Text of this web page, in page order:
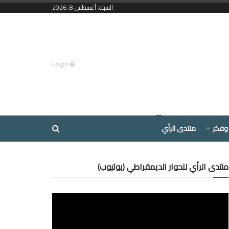
السبت, أغسطس 8, 2026
منتدى الرأي
منتدى الرأي للحوار الديمقراطي (يوتيوب)